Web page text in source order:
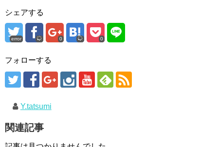
シェアする
error 0 0
フォローする
Y.tatsumi
関連記事